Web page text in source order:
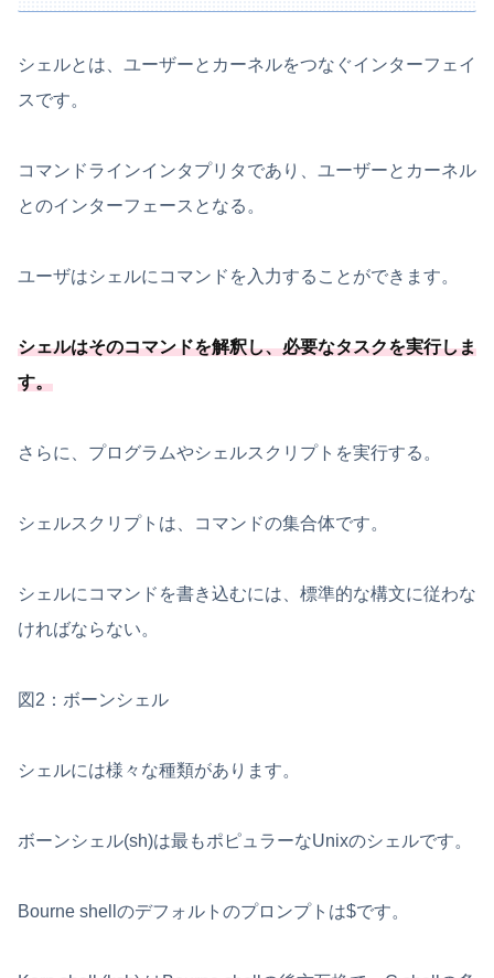
シェルとは、ユーザーとカーネルをつなぐインターフェイ
スです。
コマンドラインインタプリタであり、ユーザーとカーネル
とのインターフェースとなる。
ユーザはシェルにコマンドを入力することができます。
シェルはそのコマンドを解釈し、必要なタスクを実行しま
す。
さらに、プログラムやシェルスクリプトを実行する。
シェルスクリプトは、コマンドの集合体です。
シェルにコマンドを書き込むには、標準的な構文に従わな
ければならない。
図2：ボーンシェル
シェルには様々な種類があります。
ボーンシェル(sh)は最もポピュラーなUnixのシェルです。
Bourne shellのデフォルトのプロンプトは$です。